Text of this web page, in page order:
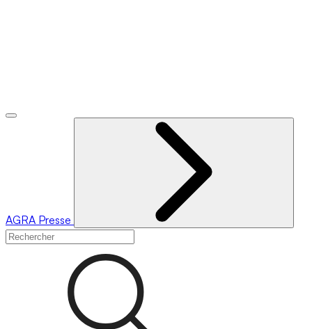
AGRA Presse